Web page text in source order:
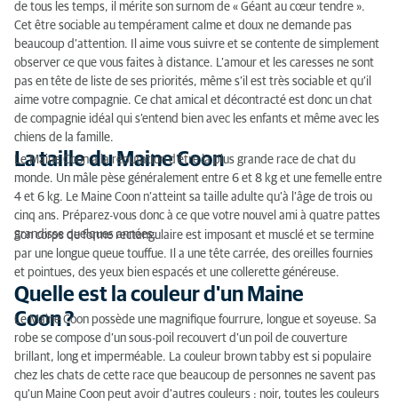
de tous les temps, il mérite son surnom de « Géant au cœur tendre ».
Cet être sociable au tempérament calme et doux ne demande pas
beaucoup d’attention. Il aime vous suivre et se contente de simplement
observer ce que vous faites à distance. L’amour et les caresses ne sont
pas en tête de liste de ses priorités, même s’il est très sociable et qu’il
aime votre compagnie. Ce chat amical et décontracté est donc un chat
de compagnie idéal qui s’entend bien avec les enfants et même avec les
chiens de la famille.
La taille du Maine Coon
Le Maine Coon a la réputation d’être la plus grande race de chat du
monde. Un mâle pèse généralement entre 6 et 8 kg et une femelle entre
4 et 6 kg. Le Maine Coon n’atteint sa taille adulte qu’à l’âge de trois ou
cinq ans. Préparez-vous donc à ce que votre nouvel ami à quatre pattes
grandisse quelques années.
Son corps de forme rectangulaire est imposant et musclé et se termine
par une longue queue touffue. Il a une tête carrée, des oreilles fournies
et pointues, des yeux bien espacés et une collerette généreuse.
Quelle est la couleur d'un Maine
Coon ?
Le Maine Coon possède une magnifique fourrure, longue et soyeuse. Sa
robe se compose d’un sous-poil recouvert d’un poil de couverture
brillant, long et imperméable. La couleur brown tabby est si populaire
chez les chats de cette race que beaucoup de personnes ne savent pas
qu'un Maine Coon peut avoir d'autres couleurs : noir, toutes les couleurs